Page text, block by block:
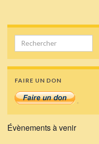
Search for:
FAIRE UN DON
Évènements à venir